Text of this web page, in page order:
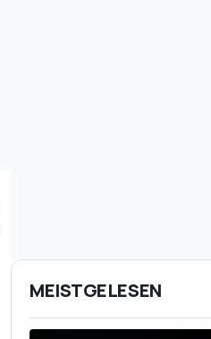
MEISTGELESEN